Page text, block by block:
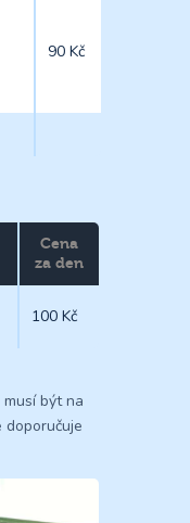
90 Kč
Cena
za den
100 Kč
být na
doporučuje